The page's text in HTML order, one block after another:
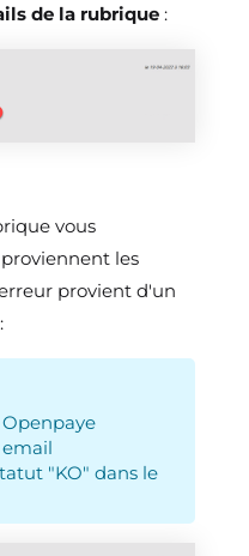
de la rubrique :
vous
les
provient d'un
:
"KO" dans le